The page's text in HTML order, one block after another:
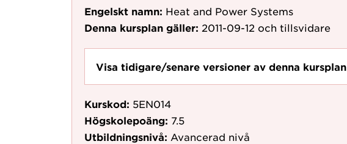
Engelskt namn: Heat and Power Systems
Denna kursplan gäller: 2011-09-12 och tillsvidare
Visa tidigare/senare versioner av denna kursplan
Kurskod: 5EN014
Högskolepoäng: 7.5
Utbildningsnivå: Avancerad nivå